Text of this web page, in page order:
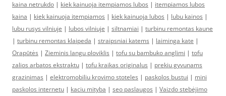
kaina netrukdo | kiek kainuoja itempiamos lubos | itempiamos lubos
kaina | kiek kainuoja itempiamos | kiek kainuoja lubos | lubu kainos |
lubu rusys vilniuje | lubos vilniuje | siltnamiai | turbinu remontas kaune
| turbinu remontas klaipeda | straipsniai katems | laiminga kate |
Orapūtės | Zieminis langu ploviklis | tofu su bambuko anglimi | tofu
zalios arbatos ekstraktu | tofu kraikas originalus | prekiu gyvunams
grazinimas | elektromobiliu krovimo stoteles | paskolos bustui | mini
paskolos internetu | kaciu mityba | seo paslaugos | Vaizdo stebėjimo